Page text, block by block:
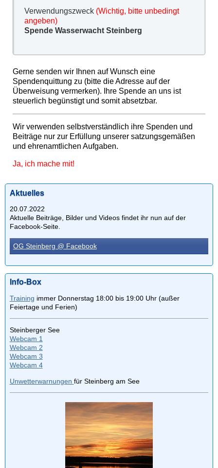
Verwendungszweck (Wichtig, bitte unbedingt
angeben)
Spende Wasserwacht Steinberg
Gerne senden wir Ihnen auf Wunsch eine
Spendenquittung zu (bitte die Adresse auf der
Überweisung vermerken). Ihre Spende an uns ist
steuerlich begünstigt und somit absetzbar.
Wir verwenden selbstverständlich ihre Spenden und
Beiträge nur zur Erfüllung unserer satzungsgemäßen
und ehrenamtlichen Aufgaben.
Ja, ich mache mit!
Aktuelles
20.07.2022
Aktuelle Beiträge, Bilder und Videos findet ihr nun auf der
Facebook-Seite.
OG Steinberg @ Facebook
Info-Box
Training immer Donnerstag 18:00 bis 19:00 Uhr (außer
Feiertage und Ferien)
Steinberger See
Webcam 1
Webcam 2
Webcam 3
Webcam 4
Unwetterwarnungen für Steinberg am See